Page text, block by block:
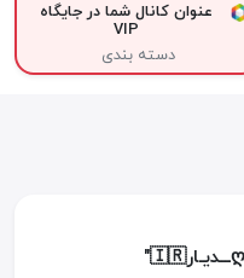
عنوان کانال شما در جایگاه
VIP
دسته بندی